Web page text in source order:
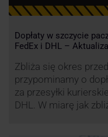
Dopłaty w szczycie
FedEx i DHL –
Zbliża się okres
przypominamy o
za przesyłki
DHL. W miarę jak